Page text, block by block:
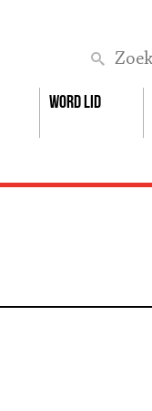
Word lid